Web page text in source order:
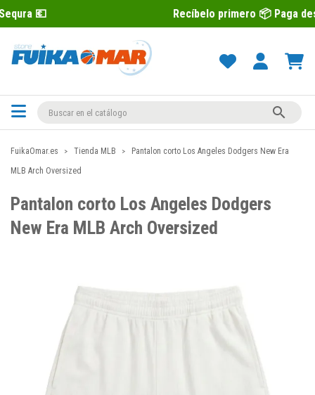
Recíbelo primero 📦 Paga después con

FuikaOmar.es Tienda MLB
Pantalon corto Los Angeles Dodgers New Era
MLB Arch Oversized
Pantalon corto Los Angeles Dodgers
New Era MLB Arch Oversized